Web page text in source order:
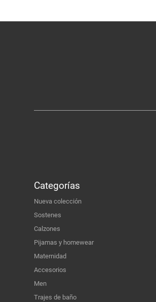
Categorías
Nueva colección
Sostenes
Calzones
Pijamas y homewear
Maternidad
Accesorios
Men
Trajes de baño